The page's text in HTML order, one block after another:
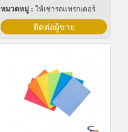
หมวดหมู่ : ให้เช่ารถแทรกเตอร์
ติดต่อผู้ขาย